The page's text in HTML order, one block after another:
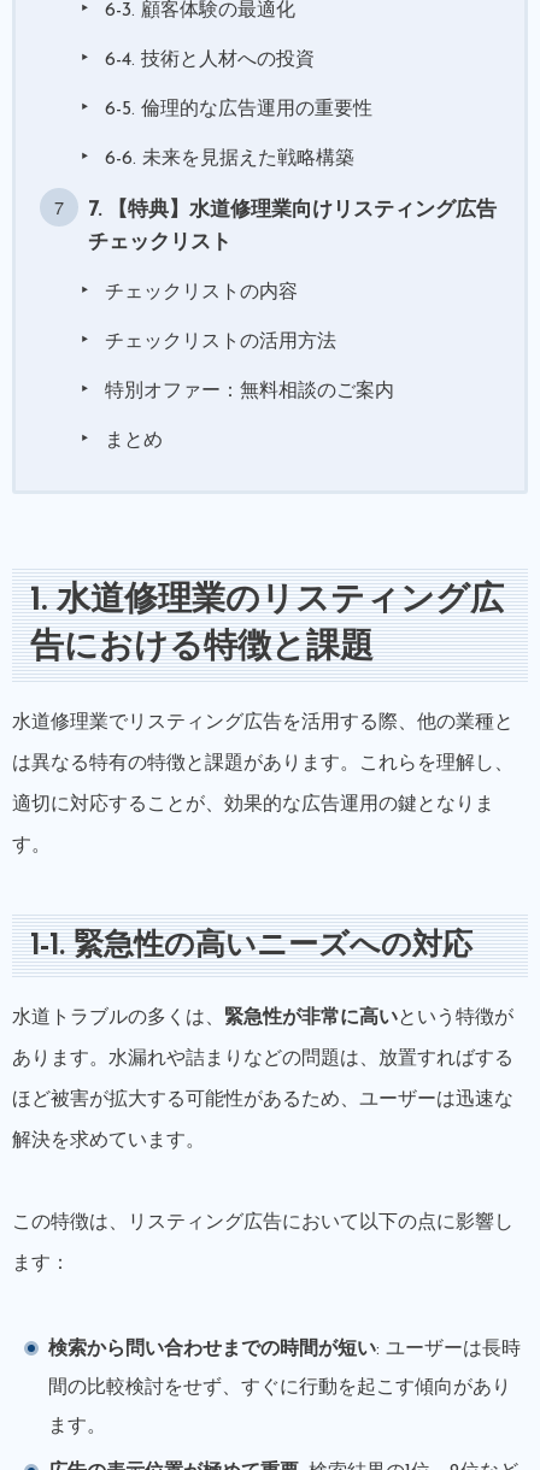
6-3. 顧客体験の最適化
6-4. 技術と人材への投資
6-5. 倫理的な広告運用の重要性
6-6. 未来を見据えた戦略構築
7. 【特典】水道修理業向けリスティング広告
チェックリスト
チェックリストの内容
チェックリストの活用方法
特別オファー：無料相談のご案内
まとめ
1. 水道修理業のリスティング広
告における特徴と課題
水道修理業でリスティング広告を活用する際、他の業種と
は異なる特有の特徴と課題があります。これらを理解し、
適切に対応することが、効果的な広告運用の鍵となりま
す。
1-1. 緊急性の高いニーズへの対応
水道トラブルの多くは、 緊急性が非常に高いという特徴が
あります。水漏れや詰まりなどの問題は、放置すればする
ほど被害が拡大する可能性があるため、ユーザーは迅速な
解決を求めています。
この特徴は、リスティング広告において以下の点に影響し
ます：
検索から問い合わせまでの時間が短い: ユーザーは長時
間の比較検討をせず、すぐに行動を起こす傾向があり
ます。